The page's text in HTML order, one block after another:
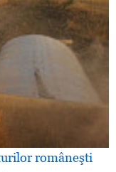
româneşti